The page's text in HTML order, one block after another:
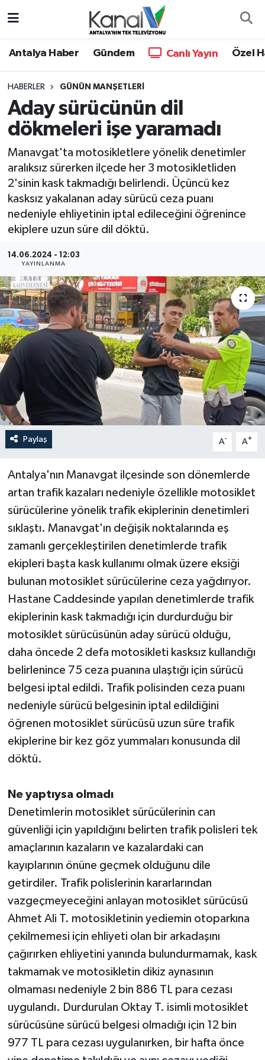
Antalya Haber Gündem Canlı Yayın Özel
HABERLER GÜNÜN MANŞETLERI
Aday sürücünün dil
dökmeleri işe yaramadı
Manavgat'ta motosikletlere yönelik denetimler
aralıksız sürerken ilçede her 3 motosikletliden
2'sinin kask takmadığı belirlendi. Üçüncü kez
kasksız yakalanan aday sürücü ceza puanı
nedeniyle ehliyetinin iptal edileceğini öğrenince
ekiplere uzun süre dil döktü.
14.06.2024 - 12:03
YAYINLANMA
Paylaş A- A+
Antalya'nın Manavgat ilçesinde son dönemlerde
artan trafik kazaları nedeniyle özellikle motosiklet
sürücülerine yönelik trafik ekiplerinin denetimleri
sıklaştı. Manavgat'ın değişik noktalarında eş
zamanlı gerçekleştirilen denetimlerde trafik
ekipleri başta kask kullanımı olmak üzere eksiği
bulunan motosiklet sürücülerine ceza yağdırıyor.
Hastane Caddesinde yapılan denetimlerde trafik
ekiplerinin kask takmadığı için durdurduğu bir
motosiklet sürücüsünün aday sürücü olduğu,
daha öncede 2 defa motosikleti kasksız kullandığı
belirlenince 75 ceza puanına ulaştığı için sürücü
belgesi iptal edildi. Trafik polisinden ceza puanı
nedeniyle sürücü belgesinin iptal edildiğini
öğrenen motosiklet sürücüsü uzun süre trafik
ekiplerine bir kez göz yummaları konusunda dil
döktü.
Ne yaptıysa olmadı
Denetimlerin motosiklet sürücülerinin can
güvenliği için yapıldığını belirten trafik polisleri tek
amaçlarının kazaların ve kazalardaki can
kayıplarının önüne geçmek olduğunu dile
getirdiler. Trafik polislerinin kararlarından
vazgeçmeyeceğini anlayan motosiklet sürücüsü
Ahmet Ali T. motosikletinin yediemin otoparkına
çekilmemesi için ehliyeti olan bir arkadaşını
çağırırken ehliyetini yanında bulundurmamak, kask
takmamak ve motosikletin dikiz aynasının
olmaması nedeniyle 2 bin 886 TL para cezası
uygulandı. Durdurulan Oktay T. isimli motosiklet
sürücüsüne sürücü belgesi olmadığı için 12 bin
977 TL para cezası uygulanırken, bir hafta önce
Antalya Haber
Dünya
Eğitim
Ekonomi
Gündem
Günün Manşetleri
Haber Kuşakları
Haberler
KANALV Spor
Kültür Sanat
Magazin
Öğle Bülteni
Sağlık
Sosyal medya
Spor
Teknoloji
Televizyon
Turizm
Yaşam
Hava Durumu
Trafik Durumu
Süper Lig Puan Durumu ve Fikstür
Tüm Manşetler
Son Dakika Haberleri
Haber Arşivi